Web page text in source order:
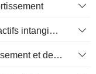
Dépréciation du goodwill et des actifs intangibles
Total de la dépréciation, de l'épuisement et de l'amortissement